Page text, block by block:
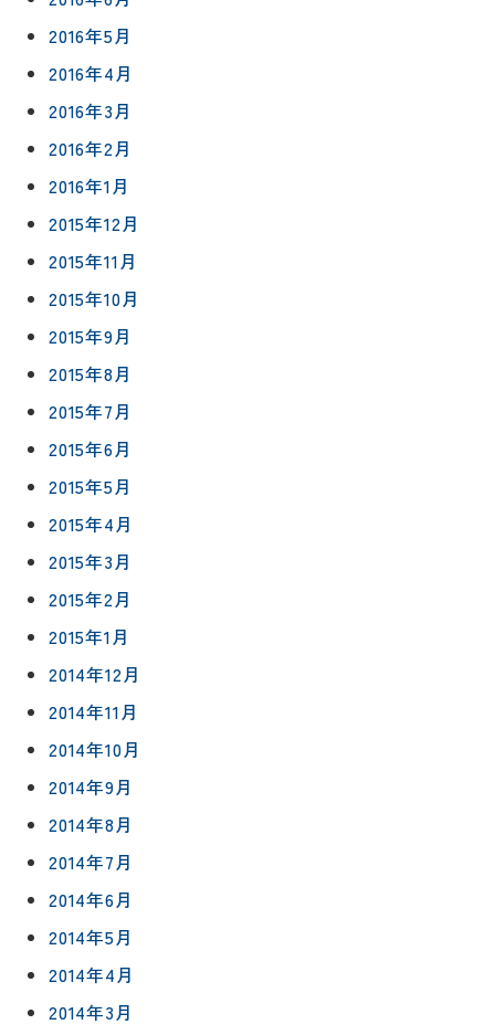
2016年5月
2016年4月
2016年3月
2016年2月
2016年1月
2015年12月
2015年11月
2015年10月
2015年9月
2015年8月
2015年7月
2015年6月
2015年5月
2015年4月
2015年3月
2015年2月
2015年1月
2014年12月
2014年11月
2014年10月
2014年9月
2014年8月
2014年7月
2014年6月
2014年5月
2014年4月
2014年3月